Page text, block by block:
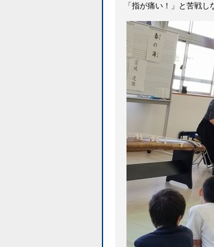
「指が痛い！」と苦戦